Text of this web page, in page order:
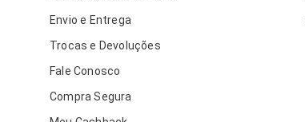
Envio e Entrega
Trocas e Devoluções
Fale Conosco
Compra Segura